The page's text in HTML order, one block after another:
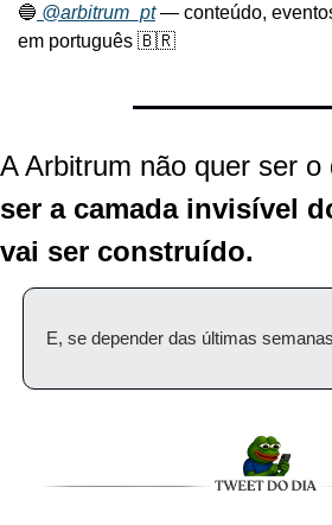
🔵 @arbitrum_pt — conteúdo,
em português 🇧🇷
A Arbitrum não quer ser o
ser a camada invisível
vai ser construído.
E, se depender das últimas